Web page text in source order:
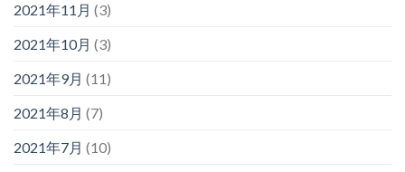
2021年11月 (3)
2021年10月 (3)
2021年9月 (11)
2021年8月 (7)
2021年7月 (10)